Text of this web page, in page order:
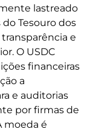
lastreado
Tesouro dos
e
O USDC
financeiras
a
e auditorias
por firmas de
moeda é